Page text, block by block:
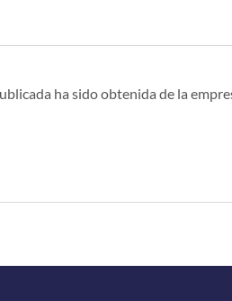
ha sido obtenida de la